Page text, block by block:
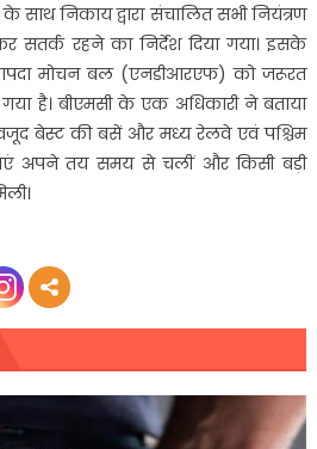
साथ निकाय द्वारा संचालित सभी नियंत्रण
सतर्क रहने का निर्देश दिया गया। इसके
आपदा मोचन बल (एनडीआरएफ) को जरूरत
है। बीएमसी के एक अधिकारी ने बताया
बेस्ट की बसें और मध्य रेलवे एवं पश्चिम
अपने तय समय से चलीं और किसी बड़ी